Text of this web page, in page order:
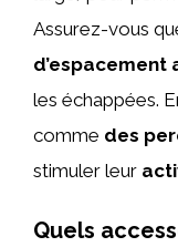
Assurez-vous
d’espacement
les échappées.
comme des
stimuler leur
Quels